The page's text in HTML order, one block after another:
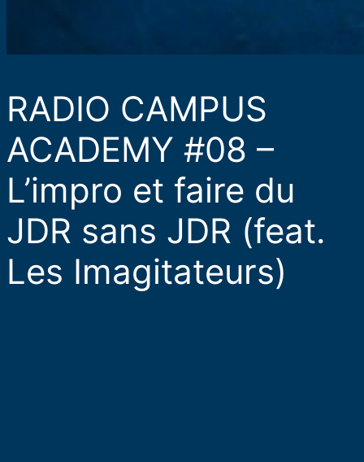
RADIO CAMPUS
ACADEMY #08 –
L’impro et faire du
JDR sans JDR (feat.
Les Imagitateurs)